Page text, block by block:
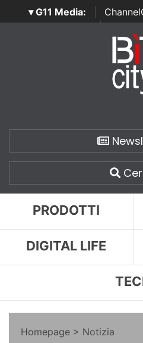
▾ G11 Media:
SecurityOpenLab | Italian
Italian
PRODOTTI
DIGITAL LIFE
Homepage > Notizia